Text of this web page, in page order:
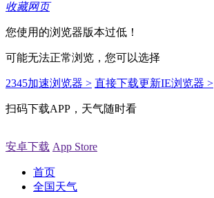
收藏网页
您使用的浏览器版本过低！
可能无法正常浏览，您可以选择
2345加速浏览器 > 直接下载更新IE浏览器 >
扫码下载APP，天气随时看
安卓下载 App Store
首页
全国天气